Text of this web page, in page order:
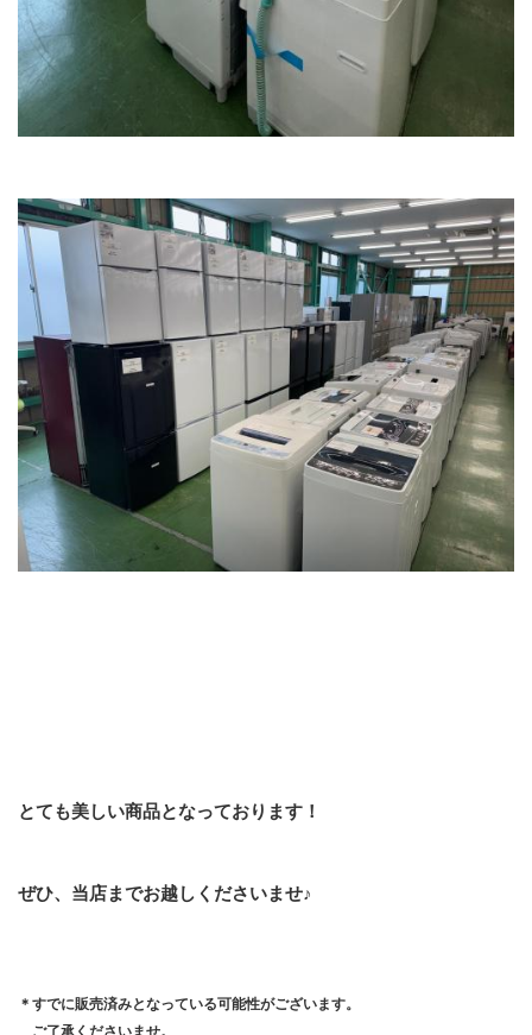
とても美しい商品となっております！
ぜひ、当店までお越しくださいませ♪
＊すでに販売済みとなっている可能性がございます。
ご了承くださいませ。